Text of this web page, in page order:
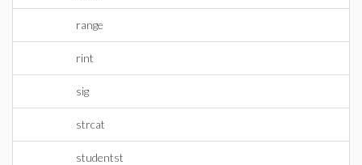
range
rint
sig
strcat
studentst